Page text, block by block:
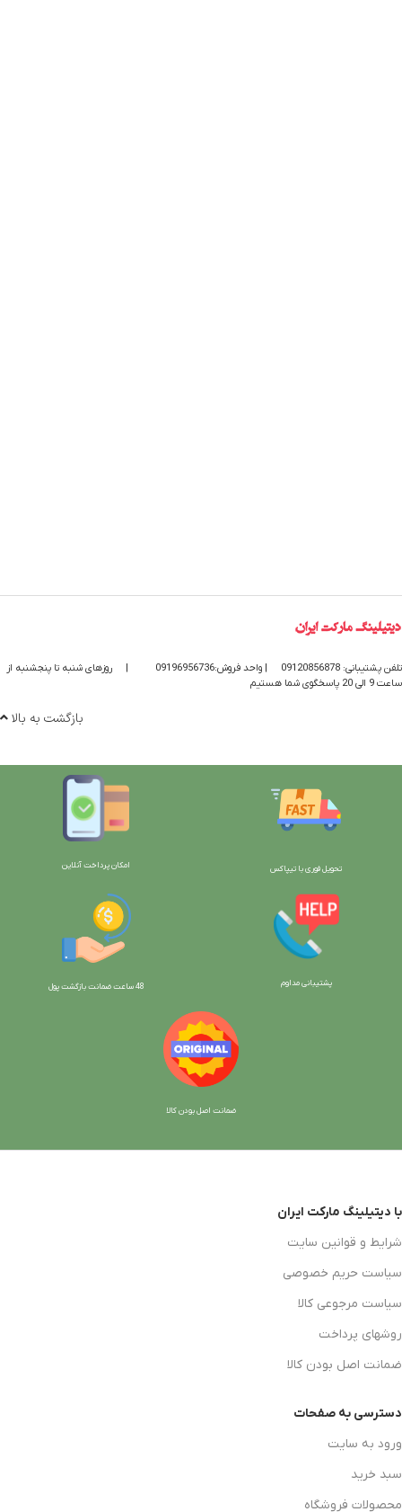
تلفن پشتیبانی: 09120856878 | واحد فروش:09196956736 |
روزهای شنبه تا پنجشنبه از
ساعت 9 الی 20 پاسخگوی شما هستیم
بازگشت به بالا
تحویل فوری با تیپاکس امکان پرداخت آنلاین
پشتیبانی مداوم 48 ساعت ضمانت بازگش ت پول
ضمانت اصل بودن کالا
با دیتیلینگ مارکت ایران
شرایط و قوانین سایت
سیاست حریم خصوصی
سیاست مرجوعی کالا
روشهای پرداخت
ضمانت اصل بودن کالا
دسترسی به صفحات
ورود به سایت
سبد خرید
محصولات فروشگاه